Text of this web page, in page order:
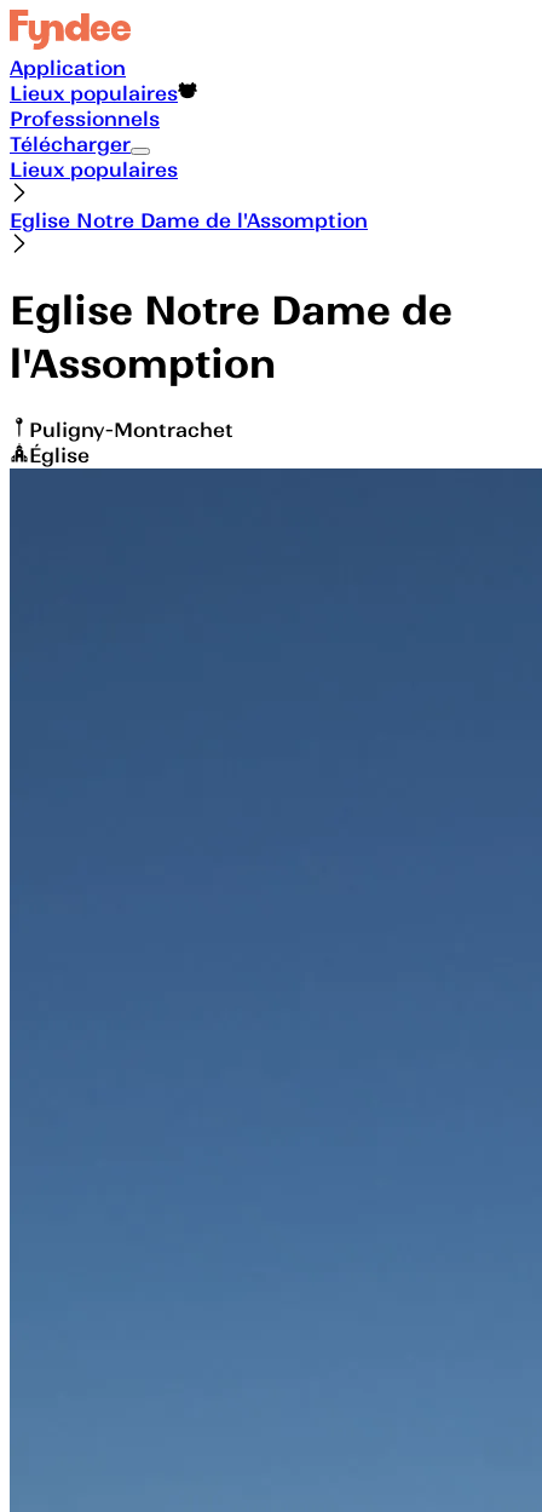
Application
Lieux populaires
Professionnels
Télécharger
Lieux populaires
Eglise Notre Dame de l'Assomption
Eglise Notre Dame de
l'Assomption
Puligny-Montrachet
Église